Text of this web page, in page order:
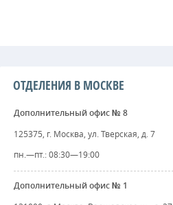
ОТДЕЛЕНИЯ В МОСКВЕ
Дополнительный офис № 8
125375, г. Москва, ул. Тверская, д. 7
пн.—пт.: 08:30—19:00
Дополнительный офис № 1